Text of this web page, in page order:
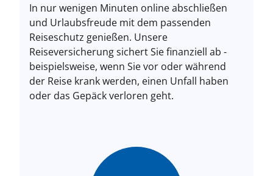
In nur wenigen Minuten online abschließen
und Urlaubsfreude mit dem passenden
Reiseschutz genießen. Unsere
Reiseversicherung sichert Sie finanziell ab -
beispielsweise, wenn Sie vor oder während
der Reise krank werden, einen Unfall haben
oder das Gepäck verloren geht.